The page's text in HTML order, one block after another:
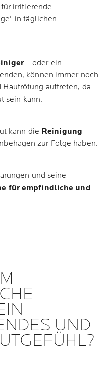
irritierende
in täglichen
– oder ein
können immer noch
auftreten, da
sein kann.
kann die Reinigung
zur Folge haben.
und seine
für empfindliche und
UND